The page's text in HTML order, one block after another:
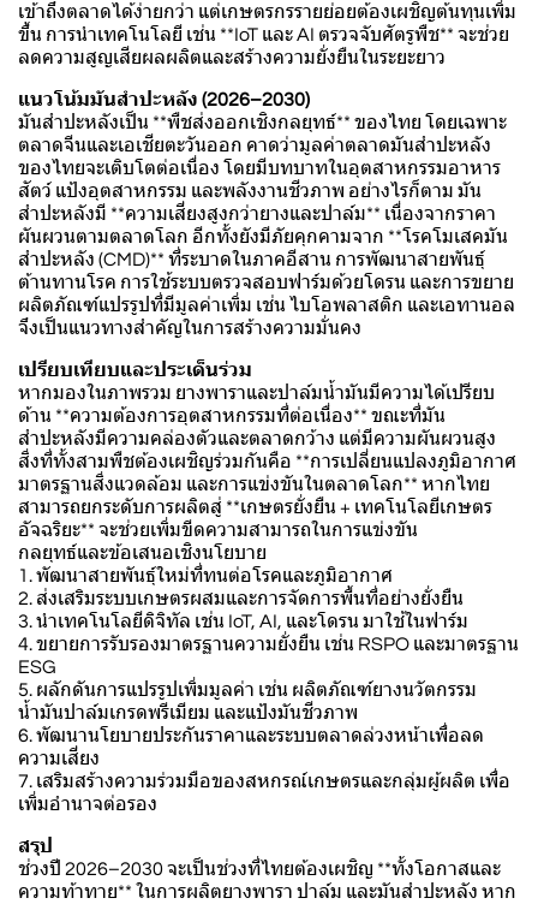
เข้าถึงตลาดได้ง่ายกว่า แต่เกษตรกรรายย่อยต้องเผชิญต้นทุนเพิ่ม
ขึ้น การนำเทคโนโลยี เช่น **IoT และ AI ตรวจจับศัตรูพืช** จะช่วย
ลดความสูญเสียผลผลิตและสร้างความยั่งยืนในระยะยาว
แนวโน้มมันสำปะหลัง (2026–2030)
มันสำปะหลังเป็น **พืชส่งออกเชิงกลยุทธ์** ของไทย โดยเฉพาะ
ตลาดจีนและเอเชียตะวันออก คาดว่ามูลค่าตลาดมันสำปะหลัง
ของไทยจะเติบโตต่อเนื่อง โดยมีบทบาทในอุตสาหกรรมอาหาร
สัตว์ แป้งอุตสาหกรรม และพลังงานชีวภาพ อย่างไรก็ตาม มัน
สำปะหลังมี **ความเสี่ยงสูงกว่ายางและปาล์ม** เนื่องจากราคา
ผันผวนตามตลาดโลก อีกทั้งยังมีภัยคุกคามจาก **โรคโมเสคมัน
สำปะหลัง (CMD)** ที่ระบาดในภาคอีสาน การพัฒนาสายพันธุ์
ต้านทานโรค การใช้ระบบตรวจสอบฟาร์มด้วยโดรน และการขยาย
ผลิตภัณฑ์แปรรูปที่มีมูลค่าเพิ่ม เช่น ไบโอพลาสติก และเอทานอล
จึงเป็นแนวทางสำคัญในการสร้างความมั่นคง
เปรียบเทียบและประเด็นร่วม
หากมองในภาพรวม ยางพาราและปาล์มน้ำมันมีความได้เปรียบ
ด้าน **ความต้องการอุตสาหกรรมที่ต่อเนื่อง** ขณะที่มัน
สำปะหลังมีความคล่องตัวและตลาดกว้าง แต่มีความผันผวนสูง
สิ่งที่ทั้งสามพืชต้องเผชิญร่วมกันคือ **การเปลี่ยนแปลงภูมิอากาศ
มาตรฐานสิ่งแวดล้อม และการแข่งขันในตลาดโลก** หากไทย
สามารถยกระดับการผลิตสู่ **เกษตรยั่งยืน + เทคโนโลยีเกษตร
อัจฉริยะ** จะช่วยเพิ่มขีดความสามารถในการแข่งขัน
กลยุทธ์และข้อเสนอเชิงนโยบาย
1. พัฒนาสายพันธุ์ใหม่ที่ทนต่อโรคและภูมิอากาศ
2. ส่งเสริมระบบเกษตรผสมและการจัดการพื้นที่อย่างยั่งยืน
3. นำเทคโนโลยีดิจิทัล เช่น IoT, AI, และโดรน มาใช้ในฟาร์ม
4. ขยายการรับรองมาตรฐานความยั่งยืน เช่น RSPO และมาตรฐาน
ESG
5. ผลักดันการแปรรูปเพิ่มมูลค่า เช่น ผลิตภัณฑ์ยางนวัตกรรม
น้ำมันปาล์มเกรดพรีเมียม และแป้งมันชีวภาพ
6. พัฒนานโยบายประกันราคาและระบบตลาดล่วงหน้าเพื่อลด
ความเสี่ยง
7. เสริมสร้างความร่วมมือของสหกรณ์เกษตรและกลุ่มผู้ผลิต เพื่อ
เพิ่มอำนาจต่อรอง
สรุป
ช่วงปี 2026–2030 จะเป็นช่วงที่ไทยต้องเผชิญ **ทั้งโอกาสและ
ความท้าทาย** ในการผลิตยางพารา ปาล์ม และมันสำปะหลัง หาก